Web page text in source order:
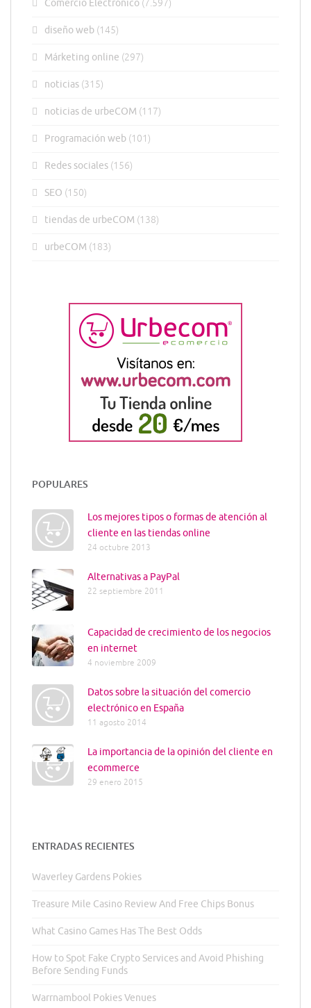
Comercio Electrónico (7.597)
diseño web (145)
Márketing online (297)
noticias (315)
noticias de urbeCOM (117)
Programación web (101)
Redes sociales (156)
SEO (150)
tiendas de urbeCOM (138)
urbeCOM (183)
POPULARES
Los mejores tipos o formas de atención al
cliente en las tiendas online
24 octubre 2013
Alternativas a PayPal
22 septiembre 2011
Capacidad de crecimiento de los negocios
en internet
4 noviembre 2009
Datos sobre la situación del comercio
electrónico en España
11 agosto 2014
La importancia de la opinión del cliente en
ecommerce
29 enero 2015
ENTRADAS RECIENTES
Waverley Gardens Pokies
Treasure Mile Casino Review And Free Chips Bonus
What Casino Games Has The Best Odds
How to Spot Fake Crypto Services and Avoid Phishing
Before Sending Funds
Warrnambool Pokies Venues